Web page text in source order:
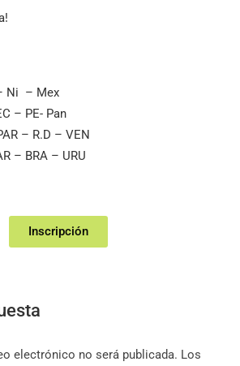
Ni – Mex
– PE- Pan
– R.D – VEN
– BRA – URU
Inscripción
electrónico no será publicada. Los